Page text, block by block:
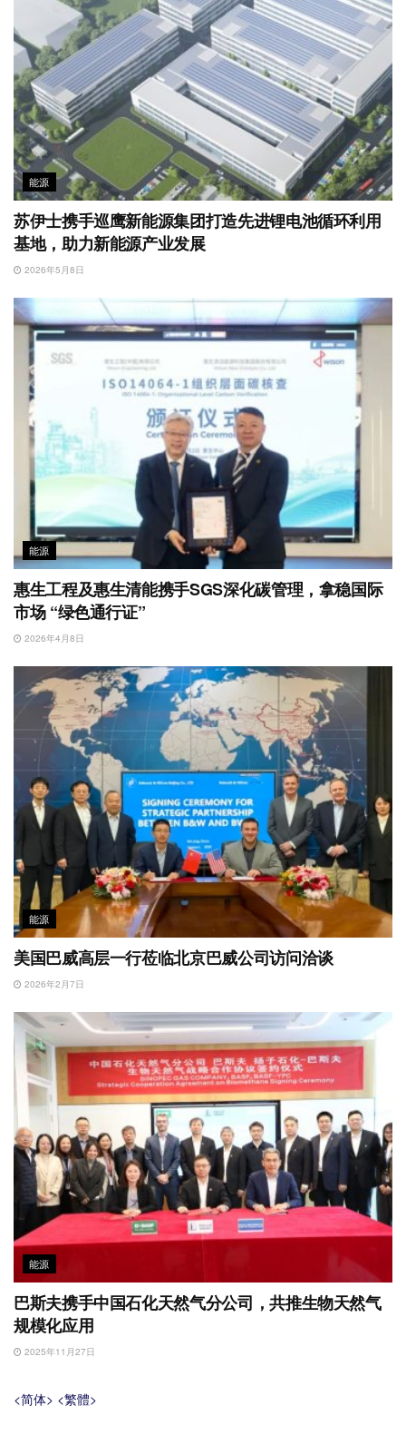
能源
苏伊士携手巡鹰新能源集团打造先进锂电池循环利用
基地，助力新能源产业发展
2026年5月8日
能源
惠生工程及惠生清能携手SGS深化碳管理，拿稳国际
市场 “绿色通行证”
2026年4月8日
能源
美国巴威高层一行莅临北京巴威公司访问洽谈
2026年2月7日
能源
巴斯夫携手中国石化天然气分公司，共推生物天然气
规模化应用
2025年11月27日
<简体> <繁體>